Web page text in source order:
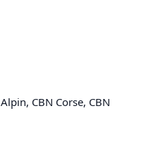
CBN Corse, CBN